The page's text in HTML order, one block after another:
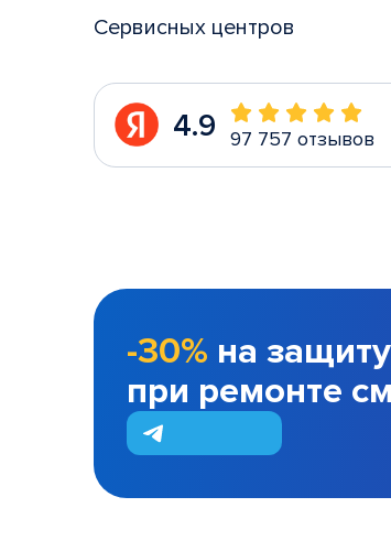
Сервисных центров
4.9 97 757 отзывов
-30% на
при ремонте